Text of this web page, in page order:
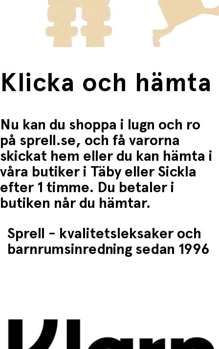
frakten för dessa varor visas i kassan.
Fri frakt när du handlar för mer än 1500:-
Klicka och hämta
Nu kan du shoppa i lugn och ro
på sprell.se, och få varorna
skickat hem eller du kan hämta i
våra butiker i Täby eller Sickla
efter 1 timme. Du betaler i
butiken når du hämtar.
Sprell - kvalitetsleksaker och
barnrumsinredning sedan 1996